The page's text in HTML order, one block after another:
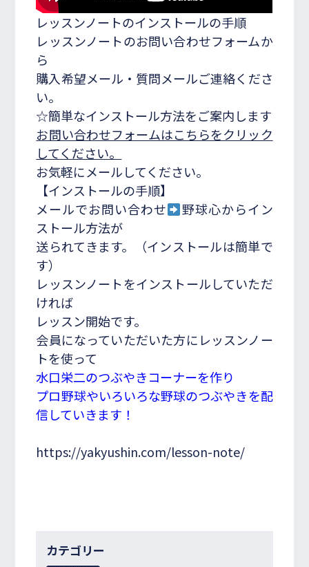
レッスンノートのインストールの手順
レッスンノートのお問い合わせフォームか
ら
購入希望メール・質問メールご連絡くださ
い。
☆簡単なインストール方法をご案内します
お問い合わせフォームはこちらをクリック
してください。
お気軽にメールしてください。
【インストールの手順】
メールでお問い合わせ
野球心からイン
ストール方法が
送られてきます。（インストールは簡単で
す）
レッスンノートをインストールしていただ
ければ
レッスン開始です。
会員になっていただいた方にレッスンノー
トを使って
水口栄二のつぶやきコーナーを作り
プロ野球やいろいろな野球のつぶやきを配
信していきます！
https://yakyushin.com/lesson-note/
カテゴリー